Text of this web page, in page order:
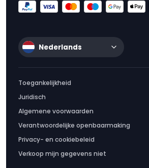
Nederlands
Toegankelijkheid
Juridisch
Algemene voorwaarden
Verantwoordelijke openbaarmaking
Privacy- en cookiebeleid
Verkoop mijn gegevens niet